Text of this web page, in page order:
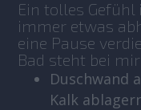
Ein tolles
immer etwas
eine Pause
Bad steht bei
Duschwand
Kalk